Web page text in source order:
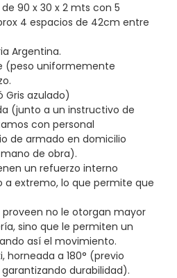
90 x 30 x 2 mts con 5
4 espacios de 42cm entre
Argentina.
(peso uniformemente
Gris azulado)
(junto a un instructivo de
con personal
de armado en domicilio
de obra).
un refuerzo interno
a extremo, lo que permite que
proveen no le otorgan mayor
sino que le permiten un
así el movimiento.
horneada a 180° (previo
durabilidad).